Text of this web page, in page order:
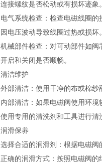
连接螺纹是否松动或有损坏迹象
电气系统检查：检查电磁线圈
因电压波动导致线圈过热或损坏
机械部件检查：对可动部件如
开启和关闭是否顺畅。
清洁维护
外部清洁：使用干净的布或棉
内部清洁：如果电磁阀使用环
使用专用的清洗剂和工具进行清
润滑保养
选择合适的润滑剂：根据电磁
正确的润滑方式：按照电磁阀